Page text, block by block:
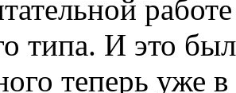
типа. И это
теперь уже